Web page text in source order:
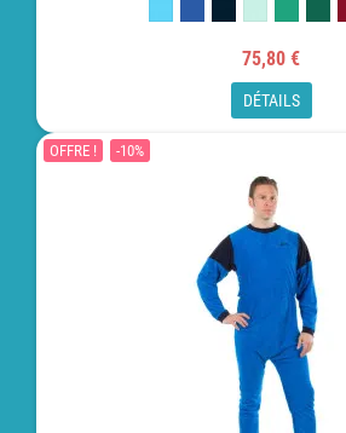
75,80 €
DÉTAILS
OFFRE ! -10%